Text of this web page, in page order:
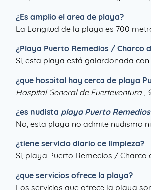
¿Es amplio el area de playa?
La Longitud de la playa es 700
¿Playa Puerto Remedios / Charco
Si, esta playa está galardonada
¿que hospital hay cerca de playa
Hospital General de Fuerteventura ,
¿es nudista playa Puerto
No, esta playa no admite nudismo
¿tiene servicio diario de limpieza?
Si, playa Puerto Remedios / Charco
¿que servicios ofrece la playa?
Los servicios que ofrece la playa